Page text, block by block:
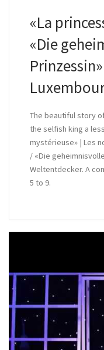
«La
«Die
The beautiful story
the selfish king a
mystérieuse» | Les
/ «Die
Weltentdecker. A
5 to 9.